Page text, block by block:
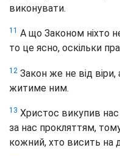
виконувати.
11 А що Законом ніхто
то це ясно, оскільки
12 Закон же не від
житиме ним.
13 Христос викупив
за нас прокляттям,
кожний, хто висить на